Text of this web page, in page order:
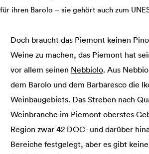
für ihren Barolo – sie gehört auch zum
Doch braucht das Piemont keinen
Weine zu machen, das Piemont hat
vor allem seinen Nebbiolo. Aus
dem Barolo und dem Barbaresco die
Weinbaugebiets. Das Streben nach
Weinbranche im Piemont oberstes
Region zwar 42 DOC- und darüber
Bereiche festgelegt, aber es gibt